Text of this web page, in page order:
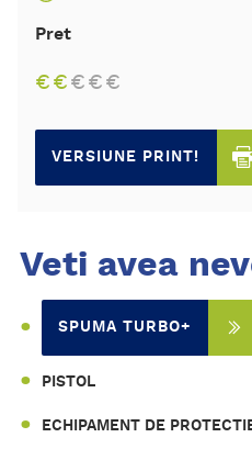
Veti avea
SPUMA TURBO+
PISTOL
ECHIPAMENT DE
Pret
€ € € € €
VERSIUNE PRINT!